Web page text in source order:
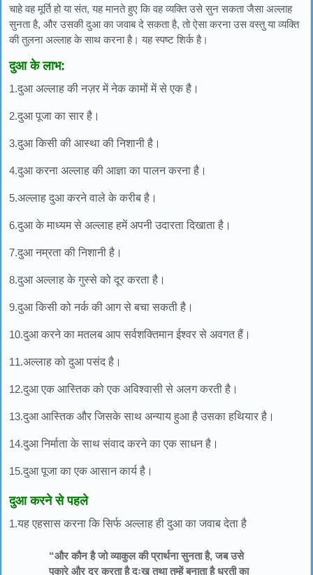
चाहे वह मूर्ति हो या संत, यह मानते हुए कि वह व्यक्ति उसे सुन सकता जैसा अल्लाह
सुनता है, और उसकी दुआ का जवाब दे सकता है, तो ऐसा करना उस वस्तु या व्यक्ति
की तुलना अल्लाह के साथ करना है। यह स्पष्ट शिर्क है।
दुआ के लाभ:
1.दुआ अल्लाह की नज़र में नेक कामों में से एक है।
2.दुआ पूजा का सार है।
3.दुआ किसी की आस्था की निशानी है।
4.दुआ करना अल्लाह की आज्ञा का पालन करना है।
5.अल्लाह दुआ करने वाले के करीब है।
6.दुआ के माध्यम से अल्लाह हमें अपनी उदारता दिखाता है।
7.दुआ नम्रता की निशानी है।
8.दुआ अल्लाह के गुस्से को दूर करता है।
9.दुआ किसी को नर्क की आग से बचा सकती है।
10.दुआ करने का मतलब आप सर्वशक्तिमान ईश्वर से अवगत हैं।
11.अल्लाह को दुआ पसंद है।
12.दुआ एक आस्तिक को एक अविश्वासी से अलग करती है।
13.दुआ आस्तिक और जिसके साथ अन्याय हुआ है उसका हथियार है।
14.दुआ निर्माता के साथ संवाद करने का एक साधन है।
15.दुआ पूजा का एक आसान कार्य है।
दुआ करने से पहले
1.यह एहसास करना कि सिर्फ अल्लाह ही दुआ का जवाब देता है
“और कौन है जो व्याकुल की प्रार्थना सुनता है, जब उसे
पुकारे और दूर करता है दुःख तथा तुम्हें बनाता है धरती का